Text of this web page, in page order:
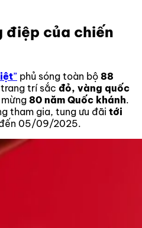
điệp của chiến
” phủ sóng toàn bộ 88
trí sắc đỏ, vàng quốc
80 năm Quốc khánh.
tham gia, tung ưu đãi tới
05/09/2025.